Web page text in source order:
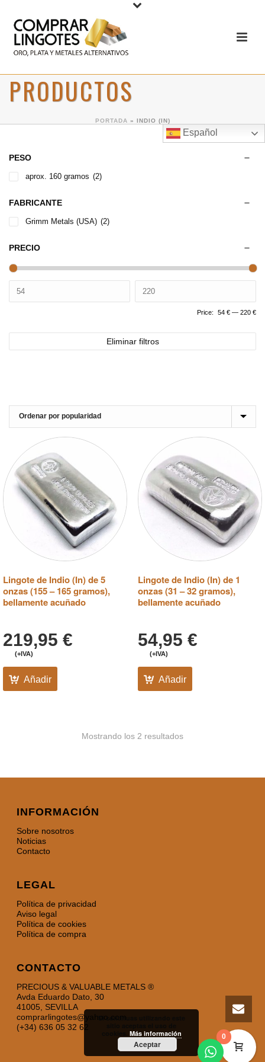
PRODUCTOS
PORTADA » INDIO (IN)
Español
Lingote de Indio (In) de 5
onzas (155 – 165 gramos),
bellamente acuñado
219,95 €
(+IVA)
Añadir
Lingote de Indio (In) de 1
onzas (31 – 32 gramos),
bellamente acuñado
54,95 €
(+IVA)
Añadir
Mostrando los 2 resultados
PESO
aprox. 160 gramos (2)
FABRICANTE
Grimm Metals (USA) (2)
PRECIO
Price: 54 € — 220 €
Eliminar filtros
INFORMACIÓN
Sobre nosotros
Noticias
Contacto
LEGAL
Política de privacidad
Aviso legal
Política de cookies
Política de compra
CONTACTO
PRECIOUS & VALUABLE METALS ®
Avda Eduardo Dato, 30
41005, SEVILLA
comprarlingotes@yahoo.com
(+34) 636 05 32 62
0
Si continuas utilizando este
Más información
Aceptar